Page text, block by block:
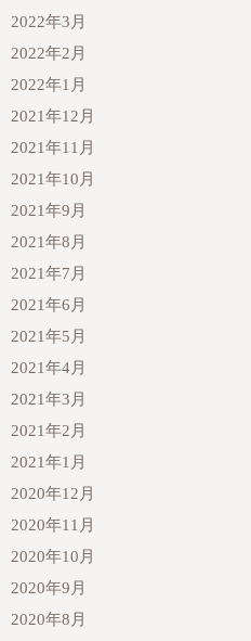
2022年3月
2022年2月
2022年1月
2021年12月
2021年11月
2021年10月
2021年9月
2021年8月
2021年7月
2021年6月
2021年5月
2021年4月
2021年3月
2021年2月
2021年1月
2020年12月
2020年11月
2020年10月
2020年9月
2020年8月